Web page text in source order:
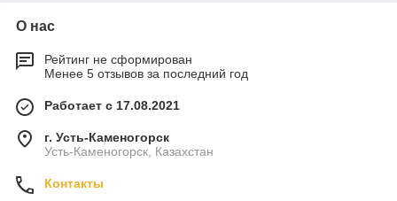
О нас
Рейтинг не сформирован
Менее 5 отзывов за последний год
Работает с 17.08.2021
г. Усть-Каменогорск
Усть-Каменогорск, Казахстан
Контакты